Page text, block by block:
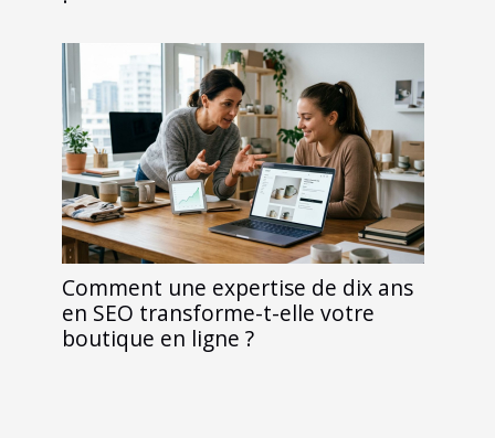
Comment une expertise de dix ans
en SEO transforme-t-elle votre
boutique en ligne ?